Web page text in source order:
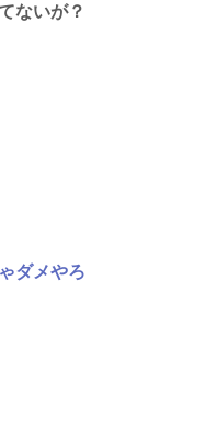
ないが？
ダメやろ